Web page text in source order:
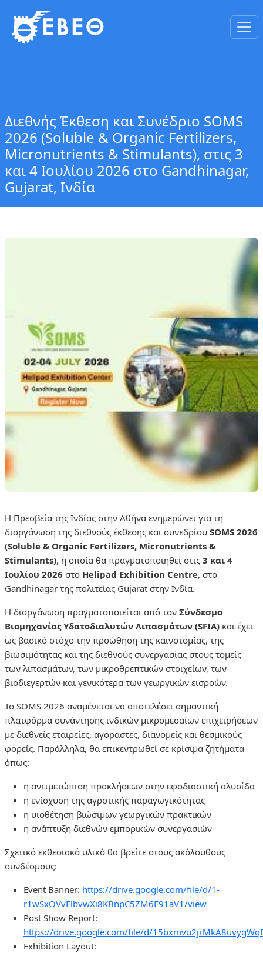
Διεθνής Έκθεση και Συνέδριο SOMS
2026 (Soluble & Organic Fertilizers,
Micronutrients & Stimulants), στις 3
και 4 Ιουλίου 2026 στο Gandhinagar,
Gujarat, Ινδία
Η Πρεσβεία της Ινδίας στην Αθήνα ενημερώνει για τη
διοργάνωση της διεθνούς έκθεσης και συνεδρίου SOMS 2026
(Soluble & Organic Fertilizers, Micronutrients &
Stimulants), η οποία θα πραγματοποιηθεί στις 3 και 4
Ιουλίου 2026 στο Helipad Exhibition Centre, στο
Gandhinagar της πολιτείας Gujarat στην Ινδία.
Η διοργάνωση πραγματοποιείται από τον Σύνδεσμο
Βιομηχανίας Υδατοδιαλυτών Λιπασμάτων (SFIA) και έχει
ως βασικό στόχο την προώθηση της καινοτομίας, της
βιωσιμότητας και της διεθνούς συνεργασίας στους τομείς
των λιπασμάτων, των μικροθρεπτικών στοιχείων, των
βιοδιεγερτών και γενικότερα των γεωργικών εισροών.
Το SOMS 2026 αναμένεται να αποτελέσει σημαντική
πλατφόρμα συνάντησης ινδικών μικρομεσαίων επιχειρήσεων
με διεθνείς εταιρείες, αγοραστές, διανομείς και θεσμικούς
φορείς. Παράλληλα, θα επικεντρωθεί σε κρίσιμα ζητήματα
όπως:
η αντιμετώπιση προκλήσεων στην εφοδιαστική αλυσίδα
η ενίσχυση της αγροτικής παραγωγικότητας
η υιοθέτηση βιώσιμων γεωργικών πρακτικών
η ανάπτυξη διεθνών εμπορικών συνεργασιών
Σχετικό εκθεσιακό υλικό θα βρείτε στους ακόλουθους
συνδέσμους:
Event Banner: https://drive.google.com/file/d/1-
r1wSxOVvElbvwXi8KBnpC5ZM6E91aV1/view
Post Show Report:
https://drive.google.com/file/d/
Exhibition Layout: